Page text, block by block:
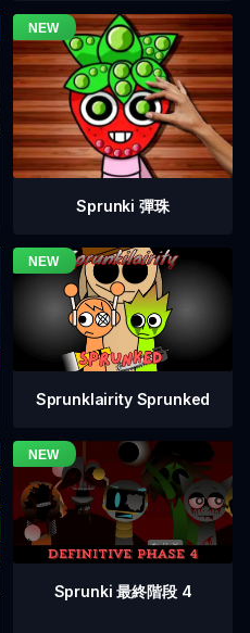
Sprunki 彈珠
Sprunklairity Sprunked
Sprunki 最終階段 4